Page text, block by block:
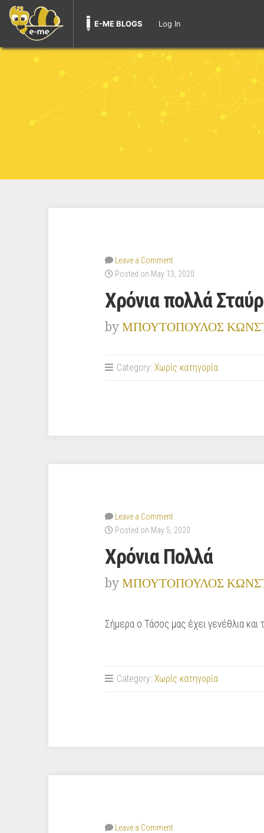
E-ME BLOGS Log In
Leave a Comment
Posted on May 13, 2020
Χρόνια πολλά
by ΜΠΟΥΤΟΠΟΥΛΟΣ
Category: Χωρίς κατηγορία
Leave a Comment
Posted on May 5, 2020
Χρόνια Πολλά
by ΜΠΟΥΤΟΠΟΥΛΟΣ
Σήμερα ο Τάσος μας έχει γενέθλια και
Category: Χωρίς κατηγορία
Leave a Comment